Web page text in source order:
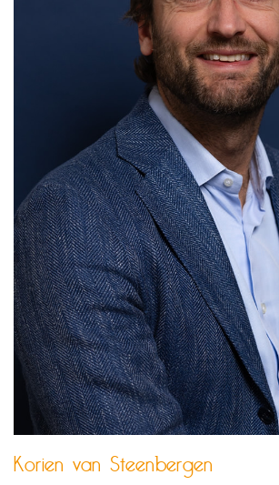
Korien van Steenbergen